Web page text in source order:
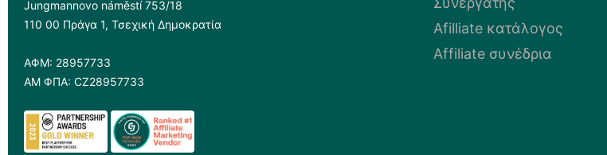
Jungmannovo náměstí 753/18
110 00 Πράγα 1, Τσεχική Δημοκρατία
ΑΦΜ: 28957733
ΑΜ ΦΠΑ: CZ28957733
Afilliate κατάλογος
Affiliate συνέδρια